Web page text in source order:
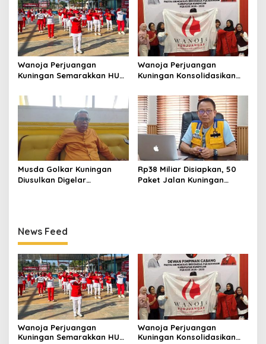
Wanoja Perjuangan
Kuningan Semarakkan HUT
Perempuan Harus Sehat
dan Berdaya
Wanoja Perjuangan
Kuningan Konsolidasikan
Kegiatan Positif Generasi
Muda
Musda Golkar Kuningan
Diusulkan Digelar
Rp38 Miliar Disiapkan, 50
Paket Jalan Kuningan
News Feed
Wanoja Perjuangan
Kuningan Semarakkan HUT
Wanoja Perjuangan
Kuningan Konsolidasikan